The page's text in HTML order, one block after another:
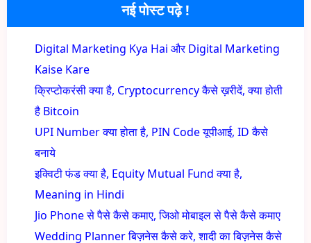
नई पोस्ट पढ़े !
Digital Marketing Kya Hai और Digital Marketing
Kaise Kare
क्रिप्टोकरंसी क्या है, Cryptocurrency कैसे ख़रीदें, क्या होती
है Bitcoin
UPI Number क्या होता है, PIN Code यूपीआई, ID कैसे
बनाये
इक्विटी फंड क्या है, Equity Mutual Fund क्या है,
Meaning in Hindi
Jio Phone से पैसे कैसे कमाए, जिओ मोबाइल से पैसे कैसे कमाए
Wedding Planner बिज़नेस कैसे करे, शादी का बिज़नेस कैसे